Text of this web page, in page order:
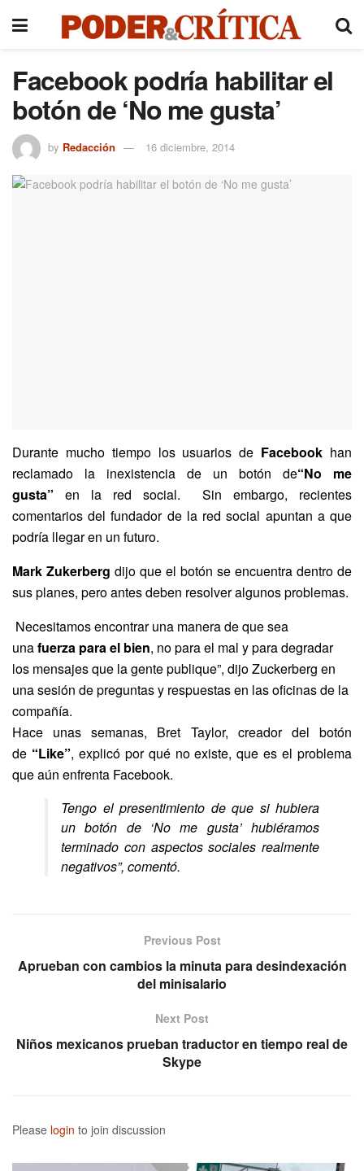
Facebook podría habilitar el
botón de ‘No me gusta’
by Redacción 16 diciembre, 2014
Durante mucho tiempo los usuarios de Facebook han
reclamado la inexistencia de un botón de“No me
gusta” en la red social. Sin embargo, recientes
comentarios del fundador de la red social apuntan a que
podría llegar en un futuro.
Mark Zukerberg dijo que el botón se encuentra dentro de
sus planes, pero antes deben resolver algunos problemas.
Necesitamos encontrar una manera de que sea
unafuerza para el bien, no para el mal y para degradar
los mensajes que la gente publique”, dijo Zuckerberg en
una sesión de preguntas y respuestas en las oficinas de la
compañía.
Hace unas semanas, Bret Taylor, creador del botón
de “Like”, explicó por qué no existe, que es el problema
que aún enfrenta Facebook.
Tengo el presentimiento de que si hubiera
un botón de ‘No me gusta’ hubiéramos
terminado con aspectos sociales realmente
negativos”, comentó.
Previous Post
Aprueban con cambios la minuta para desindexación
del minisalario
Next Post
Niños mexicanos prueban traductor en tiempo real de
Skype
Please login to join discussion